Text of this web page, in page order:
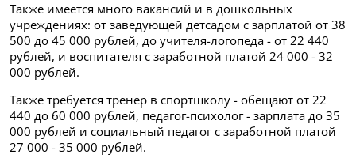
Также имеется много вакансий и в дошкольных
учреждениях: от заведующей детсадом с зарплатой от 38
500 до 45 000 рублей, до учителя-логопеда - от 22 440
рублей, и воспитателя с заработной платой 24 000 - 32
000 рублей.
Также требуется тренер в спортшколу - обещают от 22
440 до 60 000 рублей, педагог-психолог - зарплата до 35
000 рублей и социальный педагог с заработной платой
27 000 - 35 000 рублей.